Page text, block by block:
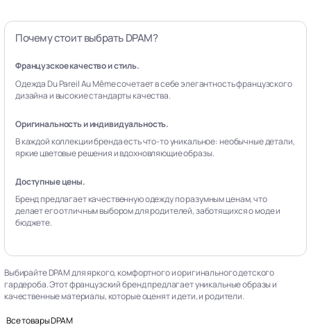
Почему стоит выбрать DPAM?
Французское качество и стиль.
Одежда Du Pareil Au Même сочетает в себе элегантность французского
дизайна и высокие стандарты качества.
Оригинальность и индивидуальность.
В каждой коллекции бренда есть что-то уникальное: необычные детали,
яркие цветовые решения и вдохновляющие образы.
Доступные цены.
Бренд предлагает качественную одежду по разумным ценам, что
делает его отличным выбором для родителей, заботящихся о моде и
бюджете.
Выбирайте DPAM для яркого, комфортного и оригинального детского
гардероба. Этот французский бренд предлагает уникальные образы и
качественные материалы, которые оценят и дети, и родители.
Все товары DPAM